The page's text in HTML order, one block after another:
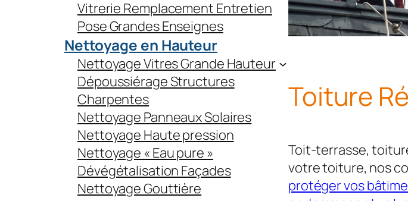
Vitrerie Remplacement Entretien
Pose Grandes Enseignes
Nettoyage en Hauteur
Nettoyage Vitres Grande Hauteur
Dépoussiérage Structures
Charpentes
Nettoyage Panneaux Solaires
Nettoyage Haute pression
Nettoyage « Eau pure »
Dévégétalisation Façades
Nettoyage Gouttière
Toiture
Toit-terrasse,
votre toiture, nos
protéger vos